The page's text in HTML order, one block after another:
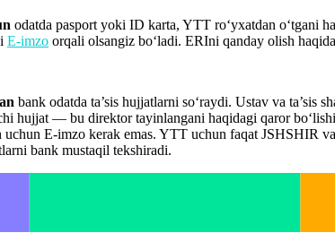
odatda pasport yoki ID karta, YTT ro‘yxatdan o‘tgani
E-imzo orqali olsangiz bo‘ladi. ERIni qanday olish haqida
bank odatda ta’sis hujjatlarni so‘raydi. Ustav va
hujjat — bu direktor tayinlangani haqidagi qaror
E-imzo kerak emas. YTT uchun faqat
bank mustaqil tekshiradi.